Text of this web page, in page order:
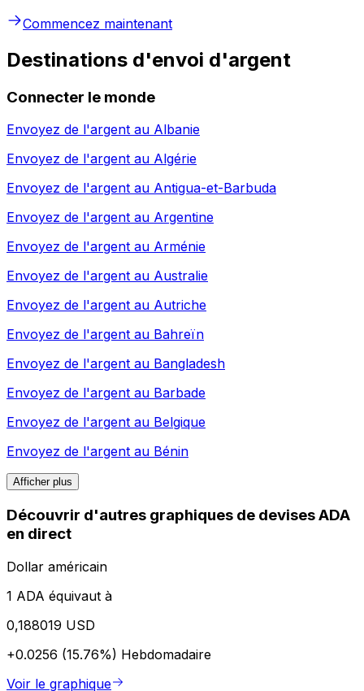
Commencez maintenant
Destinations d'envoi d'argent
Connecter le monde
Envoyez de l'argent au Albanie
Envoyez de l'argent au Algérie
Envoyez de l'argent au Antigua-et-Barbuda
Envoyez de l'argent au Argentine
Envoyez de l'argent au Arménie
Envoyez de l'argent au Australie
Envoyez de l'argent au Autriche
Envoyez de l'argent au Bahreïn
Envoyez de l'argent au Bangladesh
Envoyez de l'argent au Barbade
Envoyez de l'argent au Belgique
Envoyez de l'argent au Bénin
Afficher plus
Découvrir d'autres graphiques de devises ADA
en direct
Dollar américain
1 ADA équivaut à
0,188019 USD
+0.0256 (15.76%) Hebdomadaire
Voir le graphique